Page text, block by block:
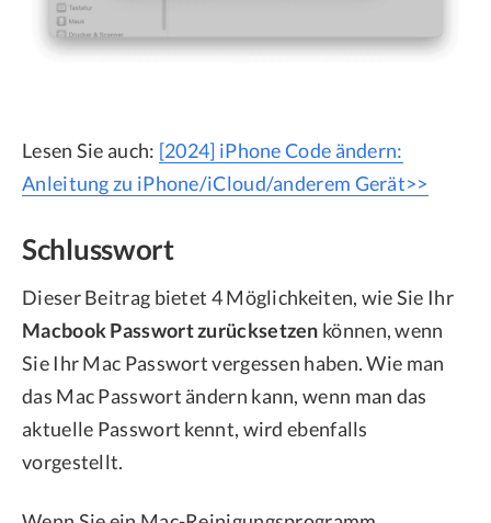
Lesen Sie auch: [2024] iPhone Code ändern:
Anleitung zu iPhone/iCloud/anderem Gerät>>
Schlusswort
Dieser Beitrag bietet 4 Möglichkeiten, wie Sie Ihr
Macbook Passwort zurücksetzen können, wenn
Sie Ihr Mac Passwort vergessen haben. Wie man
das Mac Passwort ändern kann, wenn man das
aktuelle Passwort kennt, wird ebenfalls
vorgestellt.